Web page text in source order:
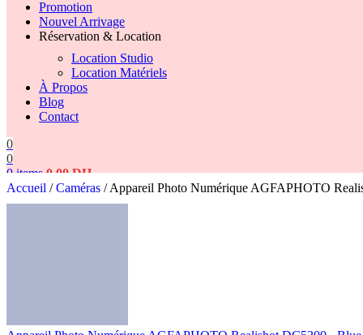
Promotion
Nouvel Arrivage
Réservation & Location
Location Studio
Location Matériels
À Propos
Blog
Contact
0
0
0items 0,00DH
Search
Accueil / Caméras / Appareil Photo Numérique AGFAPHOTO